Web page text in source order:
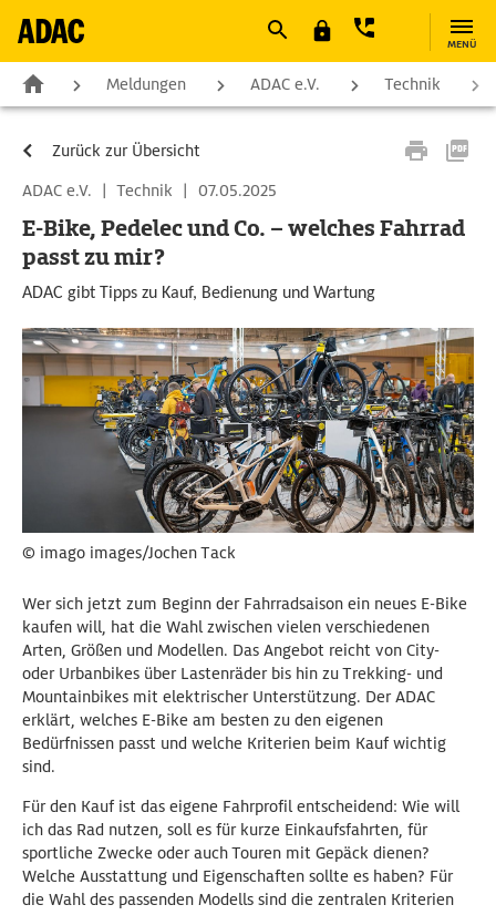
MENÜ
Meldungen ADAC e.V. Technik
Zurück zur Übersicht
ADAC e.V.
| Technik | 07.05.2025
E-Bike, Pedelec und Co. – welches Fahrrad
passt zu mir?
ADAC gibt Tipps zu Kauf, Bedienung und Wartung
© imago images/Jochen Tack
Wer sich jetzt zum Beginn der Fahrradsaison ein neues E-Bike
kaufen will, hat die Wahl zwischen vielen verschiedenen
Arten, Größen und Modellen. Das Angebot reicht von City-
oder Urbanbikes über Lastenräder bis hin zu Trekking- und
Mountainbikes mit elektrischer Unterstützung. Der ADAC
erklärt, welches E-Bike am besten zu den eigenen
Bedürfnissen passt und welche Kriterien beim Kauf wichtig
sind.
Für den Kauf ist das eigene Fahrprofil entscheidend: Wie will
ich das Rad nutzen, soll es für kurze Einkaufsfahrten, für
sportliche Zwecke oder auch Touren mit Gepäck dienen?
Welche Ausstattung und Eigenschaften sollte es haben? Für
die Wahl des passenden Modells sind die zentralen Kriterien